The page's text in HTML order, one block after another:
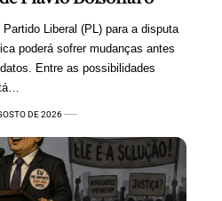
Liberal (PL) para a disputa
poderá sofrer mudanças antes
Entre as possibilidades
DE 2026